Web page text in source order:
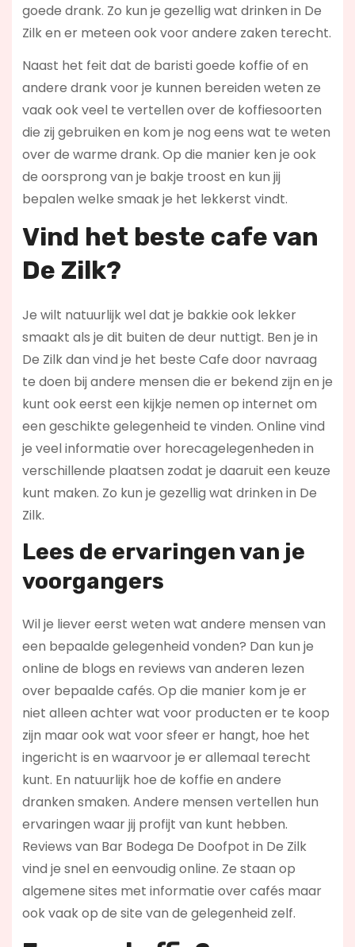
goede drank. Zo kun je gezellig wat drinken in De
Zilk en er meteen ook voor andere zaken terecht.
Naast het feit dat de baristi goede koffie of en
andere drank voor je kunnen bereiden weten ze
vaak ook veel te vertellen over de koffiesoorten
die zij gebruiken en kom je nog eens wat te weten
over de warme drank. Op die manier ken je ook
de oorsprong van je bakje troost en kun jij
bepalen welke smaak je het lekkerst vindt.
Vind het beste cafe van
De Zilk?
Je wilt natuurlijk wel dat je bakkie ook lekker
smaakt als je dit buiten de deur nuttigt. Ben je in
De Zilk dan vind je het beste Cafe door navraag
te doen bij andere mensen die er bekend zijn en je
kunt ook eerst een kijkje nemen op internet om
een geschikte gelegenheid te vinden. Online vind
je veel informatie over horecagelegenheden in
verschillende plaatsen zodat je daaruit een keuze
kunt maken. Zo kun je gezellig wat drinken in De
Zilk.
Lees de ervaringen van je
voorgangers
Wil je liever eerst weten wat andere mensen van
een bepaalde gelegenheid vonden? Dan kun je
online de blogs en reviews van anderen lezen
over bepaalde cafés. Op die manier kom je er
niet alleen achter wat voor producten er te koop
zijn maar ook wat voor sfeer er hangt, hoe het
ingericht is en waarvoor je er allemaal terecht
kunt. En natuurlijk hoe de koffie en andere
dranken smaken. Andere mensen vertellen hun
ervaringen waar jij profijt van kunt hebben.
Reviews van Bar Bodega De Doofpot in De Zilk
vind je snel en eenvoudig online. Ze staan op
algemene sites met informatie over cafés maar
ook vaak op de site van de gelegenheid zelf.